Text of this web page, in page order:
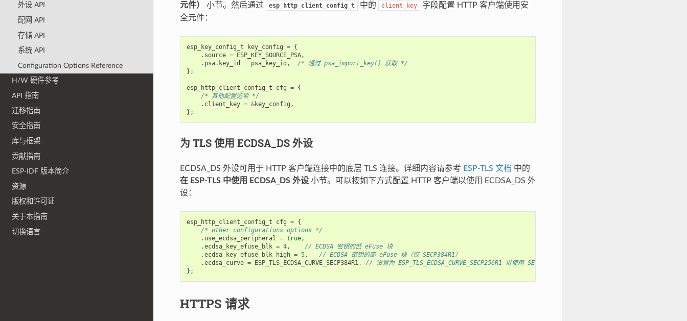
外设 API
配网 API
存储 API
系统 API
Configuration Options Reference
H/W 硬件参考
API 指南
迁移指南
安全指南
库与框架
贡献指南
ESP-IDF 版本简介
资源
版权和许可证
关于本指南
切换语言
元件）
小节。然后通过 esp_http_client_config_t 中的 client_key
字段配置 HTTP 客户端使用安
全元件：
esp_key_config_t key_config = {
. source = ESP_KEY_SOURCE_PSA,
. psa. key_id = psa_key_id ,
/* 通过 psa_import_key() 获取 */
};
esp_http_client_config_t cfg = {
/* 其他配置选项 */
. client_key = &key_config ,
};
为 TLS 使用 ECDSA_DS 外设
ECDSA_DS 外设可用于 HTTP 客户端连接中的底层 TLS 连接。详细内容请参考 ESP-TLS 文档 中的
在 ESP-TLS 中使用 ECDSA_DS 外设小节。可以按如下方式配置 HTTP 客户端以使用 ECDSA_DS 外
设：
esp_http_client_config_t cfg = {
/* other configurations options */
. use_ecdsa_peripheral = true,
.ecdsa_key_efuse_blk = 4,
// ECDSA 密钥的低 eFuse 块
.ecdsa_key_efuse_blk_high = 5,
// ECDSA 密钥的高 eFuse 块（仅 SECP384R1）
.ecdsa_curve = ESP_TLS_ECDSA_CURVE_SECP384R1,
// 设置为 ESP_TLS_ECDSA_CURVE_SECP256R1 以使用 SECP256R1 曲线
};
HTTPS 请求